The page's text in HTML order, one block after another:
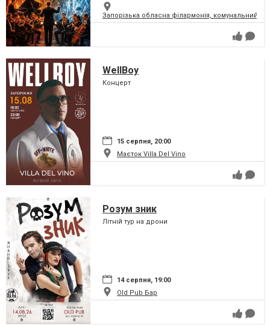
Запорізька обласна філармонія, комунальний
WellBoy
Концерт
15 серпня, 20:00
Маєток Villa Del Vino
Розум зник
Літній тур на дрони
14 серпня, 19:00
Old Pub Бар